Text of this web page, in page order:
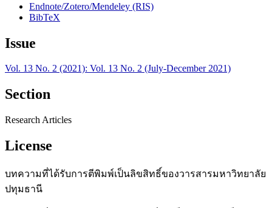
Endnote/Zotero/Mendeley (RIS)
BibTeX
Issue
Vol. 13 No. 2 (2021): Vol. 13 No. 2 (July-December 2021)
Section
Research Articles
License
บทความที่ได้รับการตีพิมพ์เป็นลิขสิทธิ์ของวารสารมหาวิทยาลัย
ปทุมธานี